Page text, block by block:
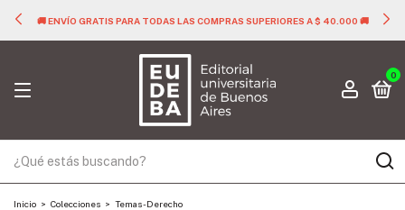
🚚 ENVÍO GRATIS PARA TODAS LAS COMPRAS SUPERIORES A $ 40.000 🚚
0
Inicio > Colecciones > Temas - Derecho